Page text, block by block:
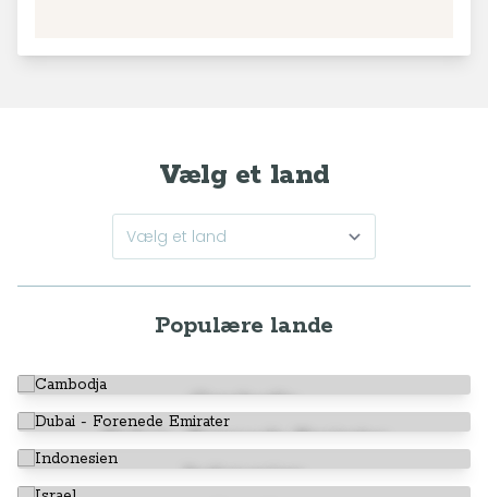
Vælg et land
Populære lande
Cambodja
Dubai - Forenede Emirater
Indonesien